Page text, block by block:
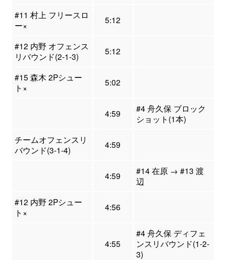
#11 村上 フリースロ
ー×
5:12
#12 内野 オフェンス
リバウンド(2-1-3)
5:12
#15 森木 2Pシュー
ト×
5:02
4:59
#4 舟久保 ブロック
ショット(1本)
チームオフェンスリ
バウンド(3-1-4)
4:59
4:59
#14 在原 → #13 渡
辺
#12 内野 2Pシュー
ト×
4:56
4:55
#4 舟久保 ディフェ
ンスリバウンド(1-2-
3)